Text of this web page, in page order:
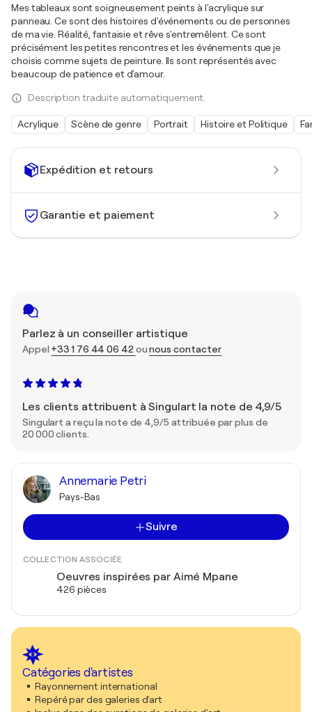
Expédition et retours
Garantie et paiement
Parlez à un conseiller artistique
Appel +33 1 76 44 06 42 ounous contacter
Les clients attribuent à Singulart la note de 4,9/5
Singulart a reçu la note de 4,9/5 attribuée par plus de
20 000 clients.
Annemarie Petri
Pays-Bas
Suivre
COLLECTION ASSOCIÉE
Oeuvres inspirées par Aimé Mpane
426 pièces
Catégories d'artistes
Rayonnement international
Repéré par des galeries d'art
Mes tableaux sont soigneusement peints à l'acrylique sur
panneau. Ce sont des histoires d'événements ou de personnes
de ma vie. Réalité, fantaisie et rêve s'entremêlent. Ce sont
précisément les petites rencontres et les événements que je
choisis comme sujets de peinture. Ils sont représentés avec
beaucoup de patience et d'amour.
Description traduite automatiquement.
Acrylique Scène de genre Portrait Histoire et Politique